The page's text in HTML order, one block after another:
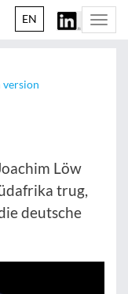
EN
version
Löw
trug,
deutsche